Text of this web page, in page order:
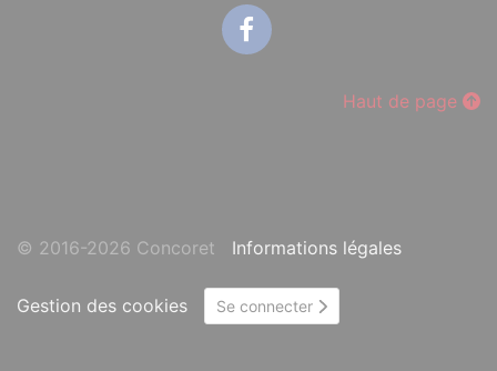
Haut de page
© 2016-2026 Concoret Informations légales
Gestion des cookies Se connecter